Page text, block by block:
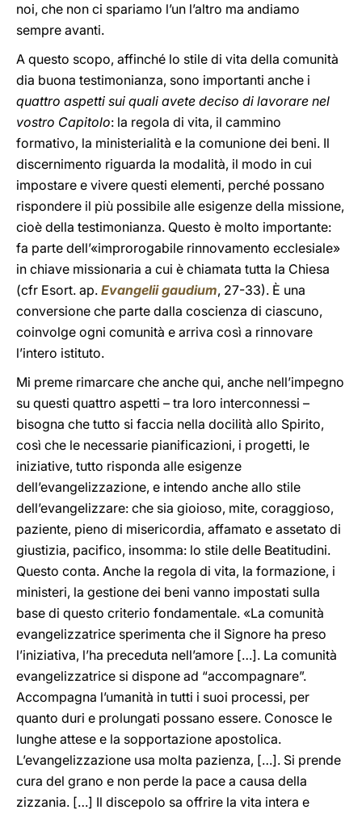
noi, che non ci spariamo l’un l’altro ma andiamo
sempre avanti.
A questo scopo, affinché lo stile di vita della comunità
dia buona testimonianza, sono importanti anche i
quattro aspetti sui quali avete deciso di lavorare nel
vostro Capitolo: la regola di vita, il cammino
formativo, la ministerialità e la comunione dei beni. Il
discernimento riguarda la modalità, il modo in cui
impostare e vivere questi elementi, perché possano
rispondere il più possibile alle esigenze della missione,
cioè della testimonianza. Questo è molto importante:
fa parte dell’«improrogabile rinnovamento ecclesiale»
in chiave missionaria a cui è chiamata tutta la Chiesa
(cfr Esort. ap. Evangelii gaudium, 27-33). È una
conversione che parte dalla coscienza di ciascuno,
coinvolge ogni comunità e arriva così a rinnovare
l’intero istituto.
Mi preme rimarcare che anche qui, anche nell’impegno
su questi quattro aspetti – tra loro interconnessi –
bisogna che tutto si faccia nella docilità allo Spirito,
così che le necessarie pianificazioni, i progetti, le
iniziative, tutto risponda alle esigenze
dell’evangelizzazione, e intendo anche allo stile
dell’evangelizzare: che sia gioioso, mite, coraggioso,
paziente, pieno di misericordia, affamato e assetato di
giustizia, pacifico, insomma: lo stile delle Beatitudini.
Questo conta. Anche la regola di vita, la formazione, i
ministeri, la gestione dei beni vanno impostati sulla
base di questo criterio fondamentale. «La comunità
evangelizzatrice sperimenta che il Signore ha preso
l’iniziativa, l’ha preceduta nell’amore […]. La comunità
evangelizzatrice si dispone ad “accompagnare”.
Accompagna l’umanità in tutti i suoi processi, per
quanto duri e prolungati possano essere. Conosce le
lunghe attese e la sopportazione apostolica.
L’evangelizzazione usa molta pazienza, […]. Si prende
cura del grano e non perde la pace a causa della
zizzania. […] Il discepolo sa offrire la vita intera e